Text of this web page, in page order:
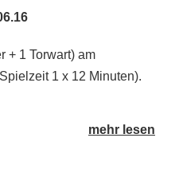
+ 1 Torwart) am
1 x 12 Minuten).
mehr lesen